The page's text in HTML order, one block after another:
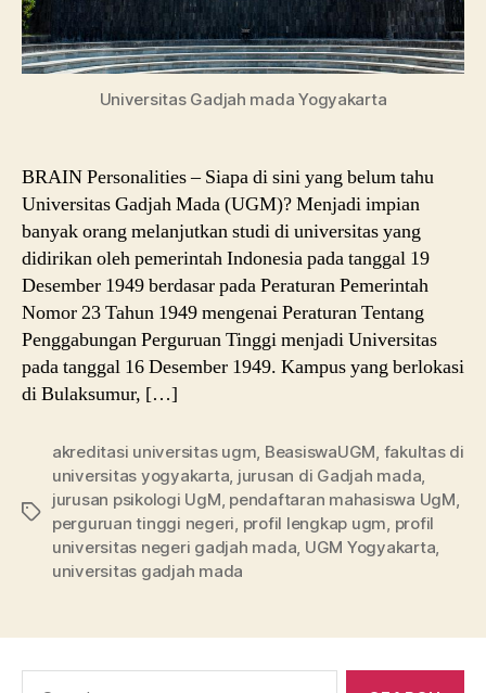
Universitas Gadjah mada Yogyakarta
BRAIN Personalities – Siapa di sini yang belum tahu
Universitas Gadjah Mada (UGM)? Menjadi impian
banyak orang melanjutkan studi di universitas yang
didirikan oleh pemerintah Indonesia pada tanggal 19
Desember 1949 berdasar pada Peraturan Pemerintah
Nomor 23 Tahun 1949 mengenai Peraturan Tentang
Penggabungan Perguruan Tinggi menjadi Universitas
pada tanggal 16 Desember 1949. Kampus yang berlokasi
di Bulaksumur, […]
Tags
akreditasi universitas ugm, BeasiswaUGM, fakultas di
universitas yogyakarta, jurusan di Gadjah mada,
jurusan psikologi UgM, pendaftaran mahasiswa UgM,
perguruan tinggi negeri, profil lengkap ugm, profil
universitas negeri gadjah mada, UGM Yogyakarta,
universitas gadjah mada